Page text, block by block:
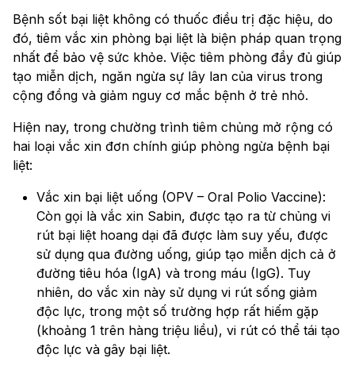
Bệnh sốt bại liệt không có thuốc điều trị đặc hiệu, do
đó, tiêm vắc xin phòng bại liệt là biện pháp quan trọng
nhất để bảo vệ sức khỏe. Việc tiêm phòng đầy đủ giúp
tạo miễn dịch, ngăn ngừa sự lây lan của virus trong
cộng đồng và giảm nguy cơ mắc bệnh ở trẻ nhỏ.
Hiện nay, trong chường trình tiêm chủng mở rộng có
hai loại vắc xin đơn chính giúp phòng ngừa bệnh bại
liệt:
Vắc xin bại liệt uống (OPV – Oral Polio Vaccine):
Còn gọi là vắc xin Sabin, được tạo ra từ chủng vi
rút bại liệt hoang dại đã được làm suy yếu, được
sử dụng qua đường uống, giúp tạo miễn dịch cả ở
đường tiêu hóa (IgA) và trong máu (IgG). Tuy
nhiên, do vắc xin này sử dụng vi rút sống giảm
độc lực, trong một số trường hợp rất hiếm gặp
(khoảng 1 trên hàng triệu liều), vi rút có thể tái tạo
độc lực và gây bại liệt.